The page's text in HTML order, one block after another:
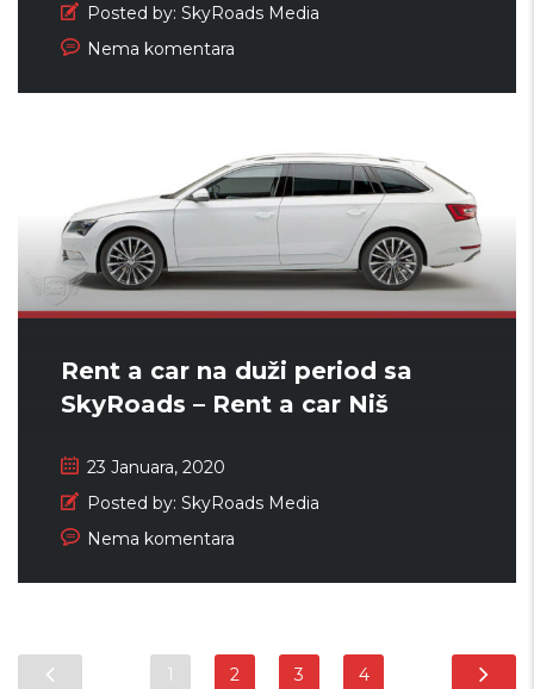
Posted by: SkyRoads Media
Nema komentara
Rent a car na duži period sa
SkyRoads – Rent a car Niš
23 Januara, 2020
Posted by: SkyRoads Media
Nema komentara
1 2 3 4